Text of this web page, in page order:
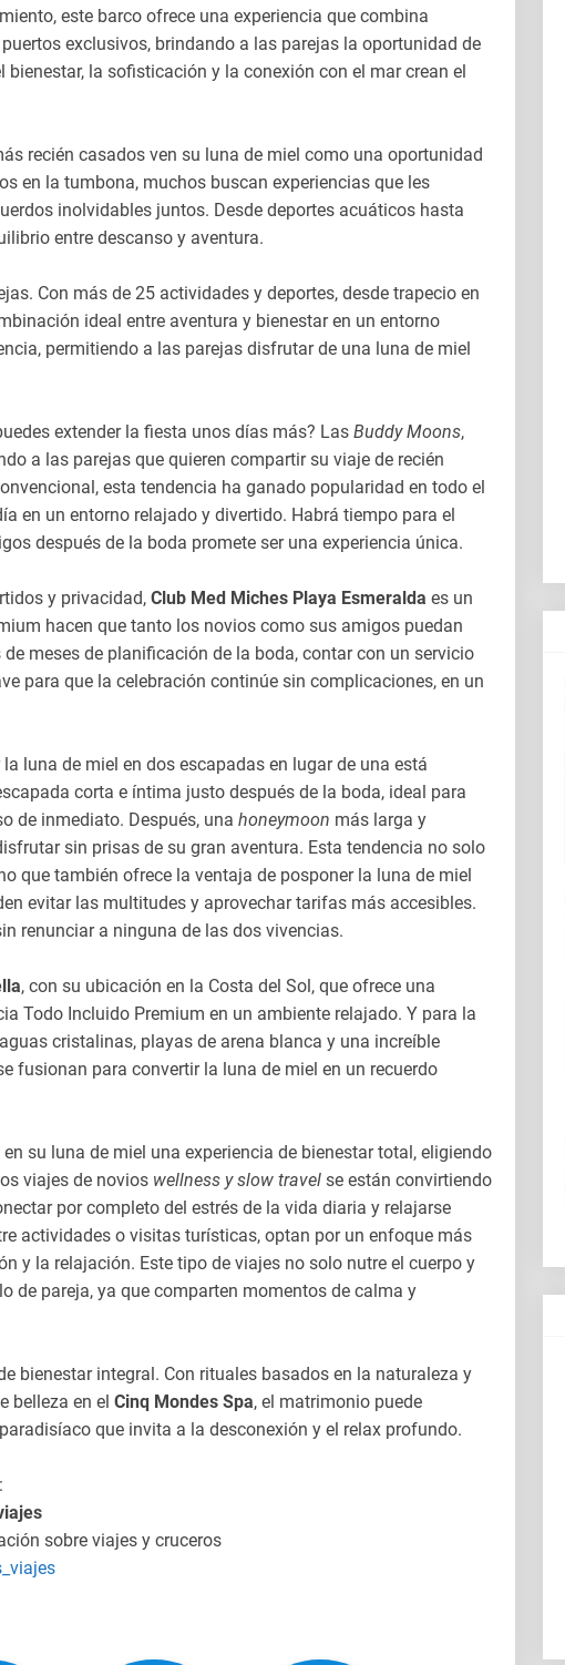
este barco ofrece una experiencia que combina
exclusivos, brindando a las parejas la oportunidad de
la sofisticación y la conexión con el mar crean el
recién casados ven su luna de miel como una oportunidad
en la tumbona, muchos buscan experiencias que les
inolvidables juntos. Desde deportes acuáticos hasta
entre descanso y aventura.
Con más de 25 actividades y deportes, desde trapecio en
ideal entre aventura y bienestar en un entorno
permitiendo a las parejas disfrutar de una luna de miel
extender la fiesta unos días más? Las Buddy Moons,
a las parejas que quieren compartir su viaje de recién
esta tendencia ha ganado popularidad en todo el
en un entorno relajado y divertido. Habrá tiempo para el
después de la boda promete ser una experiencia única.
y privacidad, Club Med Miches Playa Esmeralda es un
hacen que tanto los novios como sus amigos puedan
meses de planificación de la boda, contar con un servicio
para que la celebración continúe sin complicaciones, en un
luna de miel en dos escapadas en lugar de una está
corta e íntima justo después de la boda, ideal para
de inmediato. Después, una honeymoon más larga y
sin prisas de su gran aventura. Esta tendencia no solo
que también ofrece la ventaja de posponer la luna de miel
evitar las multitudes y aprovechar tarifas más accesibles.
renunciar a ninguna de las dos vivencias.
, con su ubicación en la Costa del Sol, que ofrece una
Todo Incluido Premium en un ambiente relajado. Y para la
cristalinas, playas de arena blanca y una increíble
fusionan para convertir la luna de miel en un recuerdo
su luna de miel una experiencia de bienestar total, eligiendo
viajes de novios wellness y slow travel se están convirtiendo
por completo del estrés de la vida diaria y relajarse
actividades o visitas turísticas, optan por un enfoque más
y la relajación. Este tipo de viajes no solo nutre el cuerpo y
de pareja, ya que comparten momentos de calma y
bienestar integral. Con rituales basados en la naturaleza y
belleza en el Cinq Mondes Spa, el matrimonio puede
que invita a la desconexión y el relax profundo.
sobre viajes y cruceros